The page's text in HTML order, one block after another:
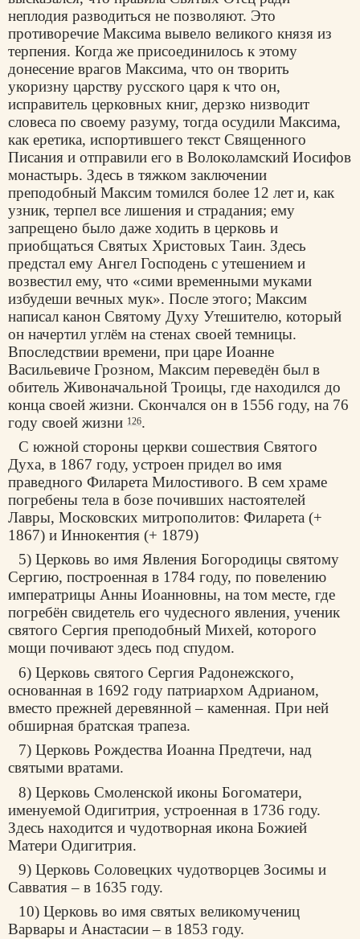
неплодия разводиться не позволяют. Это
противоречие Максима вывело великого князя из
терпения. Когда же присоединилось к этому
донесение врагов Максима, что он творить
укоризну царству русского царя к что он,
исправитель церковных книг, дерзко низводит
словеса по своему разуму, тогда осудили Максима,
как еретика, испортившего текст Священного
Писания и отправили его в Волоколамский Иосифов
монастырь. Здесь в тяжком заключении
преподобный Максим томился более 12 лет и, как
узник, терпел все лишения и страдания; ему
запрещено было даже ходить в церковь и
приобщаться Святых Христовых Таин. Здесь
предстал ему Ангел Господень с утешением и
возвестил ему, что «сими временными муками
избудеши вечных мук». После этого; Максим
написал канон Святому Духу Утешителю, который
он начертил углём на стенах своей темницы.
Впоследствии времени, при царе Иоанне
Васильевиче Грозном, Максим переведён был в
обитель Живоначальной Троицы, где находился до
конца своей жизни. Скончался он в 1556 году, на 76
году своей жизни 126.
С южной стороны церкви сошествия Святого
Духа, в 1867 году, устроен придел во имя
праведного Филарета Милостивого. В сем храме
погребены тела в бозе почивших настоятелей
Лавры, Московских митрополитов: Филарета (+
1867) и Иннокентия (+ 1879)
5) Церковь во имя Явления Богородицы святому
Сергию, построенная в 1784 году, по повелению
императрицы Анны Иоанновны, на том месте, где
погребён свидетель его чудесного явления, ученик
святого Сергия преподобный Михей, которого
мощи почивают здесь под спудом.
6) Церковь святого Сергия Радонежского,
основанная в 1692 году патриархом Адрианом,
вместо прежней деревянной – каменная. При ней
обширная братская трапеза.
7) Церковь Рождества Иоанна Предтечи, над
святыми вратами.
8) Церковь Смоленской иконы Богоматери,
именуемой Одигитрия, устроенная в 1736 году.
Здесь находится и чудотворная икона Божией
Матери Одигитрия.
9) Церковь Соловецких чудотворцев Зосимы и
Савватия – в 1635 году.
10) Церковь во имя святых великомучениц
Варвары и Анастасии – в 1853 году.